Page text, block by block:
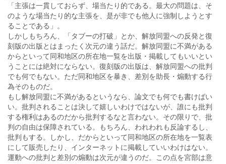
「主張は一貫しておらず、場当たり的である。最大の問題は、そ
のような場当たり的な主張を、是が非でも他人に強制しようとす
ることである」。
しかしもちろん、「タブーの打破」とか、解放同盟への反発と復
刻版の出版とはまったく次元の違う話だ。解放同盟に不満がある
からといって同和地区の所在地一覧を出版・掲載してもいいとい
うことには絶対にならない。復刻版の出版は、解放同盟への批判
でも何でもない。ただ同和地区を暴き、差別を助長・煽動する行
為そのものだ。
もし解放同盟に不満があるというなら、論文でも何でも書けばい
い。批判されることは決して嬉しいわけではないが、誰にも批判
する権利はあるのだから批判するなと言わない。その限りで、批
判の自由は保障されている。もちろん、われわれも反論するし、
批判もする。しかし、だからといって同和地区の所在地を一覧表
にして販売したり、インターネットに掲載していいわけはない。
運動への批判と差別の煽動は次元が違うのだ。この点を宮部は意